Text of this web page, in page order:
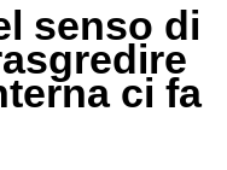
senso di
ci fa